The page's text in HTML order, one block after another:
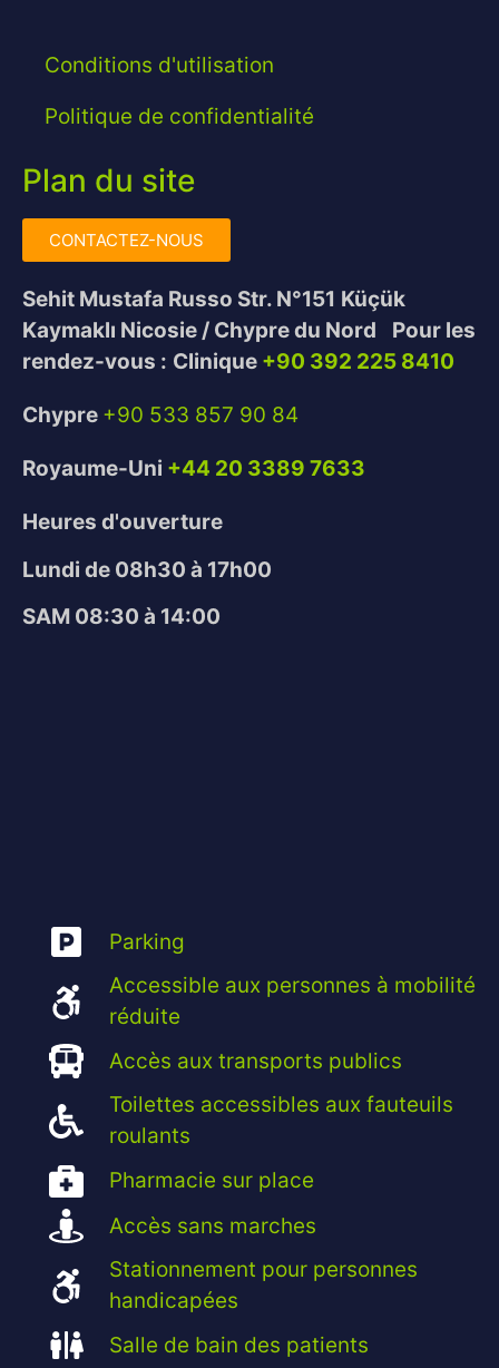
Conditions d'utilisation
Politique de confidentialité
Plan du site
CONTACTEZ-NOUS
Sehit Mustafa Russo Str. N°151 Küçük
Kaymaklı Nicosie / Chypre du Nord
Pour les
rendez-vous : Clinique +90 392 225 8410
Chypre +90 533 857 90 84
Royaume-Uni +44 20 3389 7633
Heures d'ouverture
Lundi de 08h30 à 17h00
SAM 08:30 à 14:00
Parking
Accessible aux personnes à mobilité
réduite
Accès aux transports publics
Toilettes accessibles aux fauteuils
roulants
Pharmacie sur place
Accès sans marches
Stationnement pour personnes
handicapées
Salle de bain des patients